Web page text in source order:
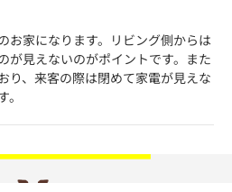
お家になります。リビング側からは
が見えないのがポイントです。また
り、来客の際は閉めて家電が見えな